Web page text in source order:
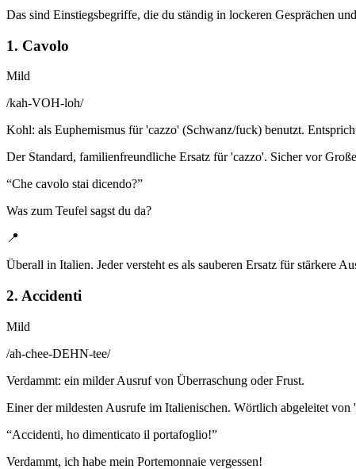
Das sind Einstiegsbegriffe, die du ständig in lockeren Gesprächen
1. Cavolo
Mild
/kah-VOH-loh/
Kohl: als Euphemismus für 'cazzo' (Schwanz/fuck) benutzt.
Der Standard, familienfreundliche Ersatz für 'cazzo'. Sicher vor
“Che cavolo stai dicendo?”
Was zum Teufel sagst du da?
📍
Überall in Italien. Jeder versteht es als sauberen Ersatz für stärkere
2. Accidenti
Mild
/ah-chee-DEHN-tee/
Verdammt: ein milder Ausruf von Überraschung oder Frust.
Einer der mildesten Ausrufe im Italienischen. Wörtlich abgeleitet
“Accidenti, ho dimenticato il portafoglio!”
Verdammt, ich habe mein Portemonnaie vergessen!